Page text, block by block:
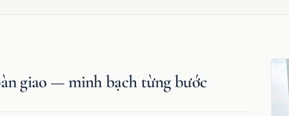
giao — minh bạch từng bước